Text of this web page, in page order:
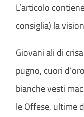
L’articolo
consiglia) la
Giovani ali di
pugno, cuori
bianche vesti
le Offese, ultime